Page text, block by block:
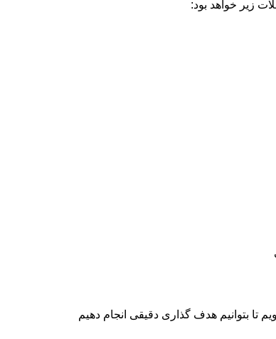
تا بتوانیم هدف گذاری دقیقی انجام دهیم